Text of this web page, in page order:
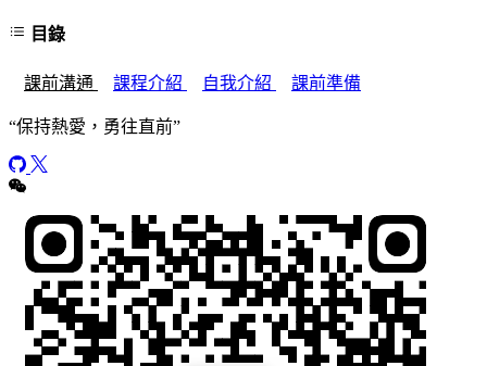
目錄
課前溝通 課程介紹 自我介紹 課前準備
“保持熱愛，勇往直前”